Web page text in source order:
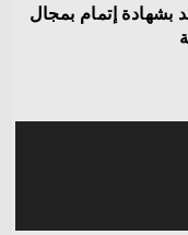
بشهادة إتمام بمجال